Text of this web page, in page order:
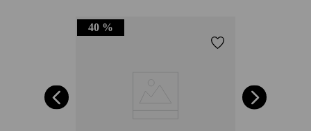
40 %